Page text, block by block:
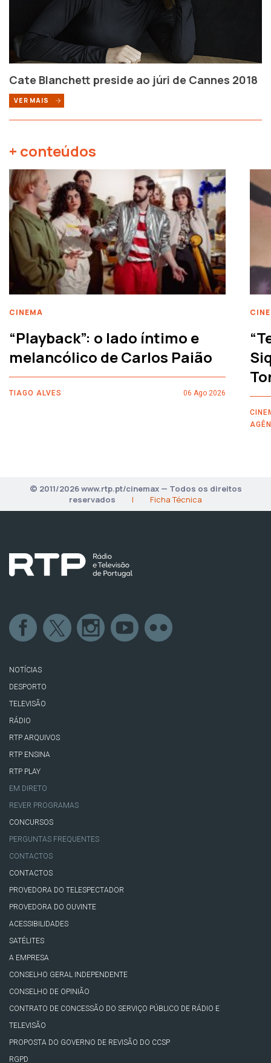
Cate Blanchett preside ao júri de Cannes 2018
VER MAIS
+ conteúdos
CINEMA
“Playback”: o lado íntimo e
melancólico de Carlos Paião
TIAGO ALVES 06 Ago 2026
© 2011/2026 www.rtp.pt/cinemax — Todos os direitos
reservados
| Ficha Técnica
NOTÍCIAS
DESPORTO
TELEVISÃO
RÁDIO
RTP ARQUIVOS
RTP ENSINA
RTP PLAY
EM DIRETO
REVER PROGRAMAS
CONCURSOS
PERGUNTAS FREQUENTES
CONTACTOS
CONTACTOS
PROVEDORA DO TELESPECTADOR
PROVEDORA DO OUVINTE
ACESSIBILIDADES
SATÉLITES
A EMPRESA
CONSELHO GERAL INDEPENDENTE
CONSELHO DE OPINIÃO
CONTRATO DE CONCESSÃO DO SERVIÇO PÚBLICO DE RÁDIO E
TELEVISÃO
PROPOSTA DO GOVERNO DE REVISÃO DO CCSP
RGPD